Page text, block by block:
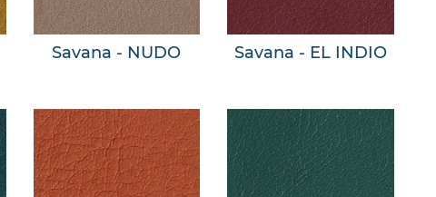
Savana - NUDO Savana - EL INDIO